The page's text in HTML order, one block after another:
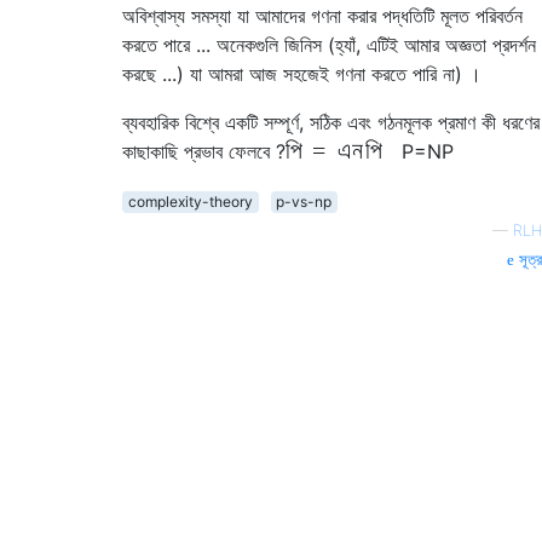
অবিশ্বাস্য সমস্যা যা আমাদের গণনা করার পদ্ধতিটি মূলত পরিবর্তন
করতে পারে ... অনেকগুলি জিনিস (হ্যাঁ, এটিই আমার অজ্ঞতা প্রদর্শন
করছে ...) যা আমরা আজ সহজেই গণনা করতে পারি না) ।
ব্যবহারিক বিশ্বে একটি সম্পূর্ণ, সঠিক এবং গঠনমূলক প্রমাণ কী ধরণের
কাছাকাছি প্রভাব ফেলবে ?পি = এনপি P=NP
complexity-theory
p-vs-np
— RLH
সূত্র